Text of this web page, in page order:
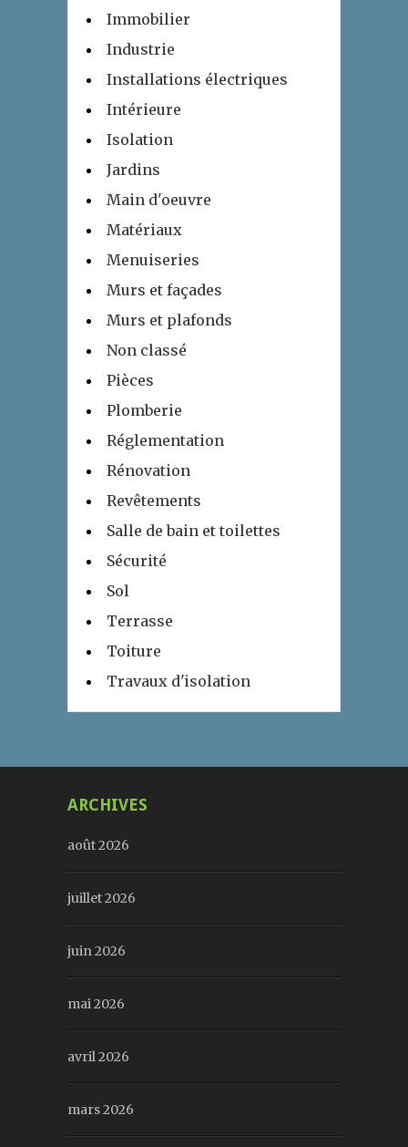
Immobilier
Industrie
Installations électriques
Intérieure
Isolation
Jardins
Main d'oeuvre
Matériaux
Menuiseries
Murs et façades
Murs et plafonds
Non classé
Pièces
Plomberie
Réglementation
Rénovation
Revêtements
Salle de bain et toilettes
Sécurité
Sol
Terrasse
Toiture
Travaux d'isolation
ARCHIVES
août 2026
juillet 2026
juin 2026
mai 2026
avril 2026
mars 2026